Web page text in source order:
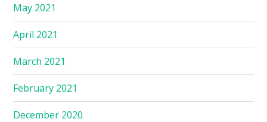
May 2021
April 2021
March 2021
February 2021
December 2020